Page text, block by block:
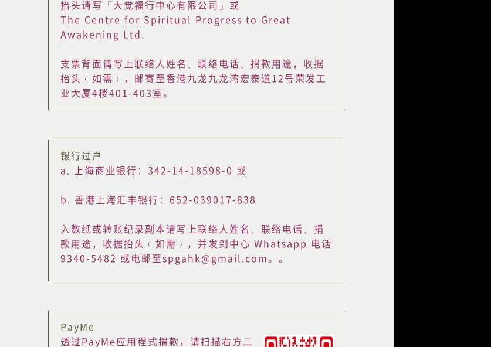
抬头请写「大觉福行中心有限公司」或
The Centre for Spiritual Progress to Great
Awakening Ltd.
支票背面请写上联络人姓名、联络电话、捐款用途，收据
抬头﹙如需﹚，邮寄至香港九龙九龙湾宏泰道12号荣发工
业大厦4楼401-403室。
银行过户
a. 上海商业银行：342-14-18598-0 或
b. 香港上海汇丰银行：652-039017-838
入数纸或转账纪录副本请写上联络人姓名、联络电话、捐
款用途，收据抬头﹙如需﹚，并发到中心 Whatsapp 电话
9340-5482 或电邮至spgahk@gmail.com。。
PayMe
透过PayMe应用程式捐款，请扫描右方二